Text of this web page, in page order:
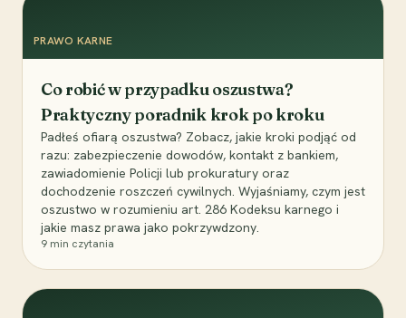
PRAWO KARNE
Co robić w przypadku oszustwa?
Praktyczny poradnik krok po kroku
Padłeś ofiarą oszustwa? Zobacz, jakie kroki podjąć od
razu: zabezpieczenie dowodów, kontakt z bankiem,
zawiadomienie Policji lub prokuratury oraz
dochodzenie roszczeń cywilnych. Wyjaśniamy, czym jest
oszustwo w rozumieniu art. 286 Kodeksu karnego i
jakie masz prawa jako pokrzywdzony.
9 min czytania